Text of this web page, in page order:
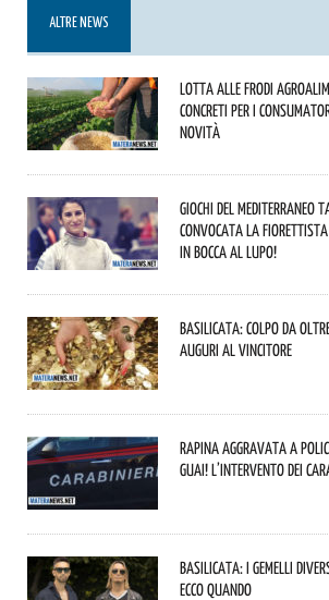
ALTRE NEWS
Lotta alle frodi
concreti per i
novità
Giochi del Mediterraneo
convocata la fiorettista
In bocca al lupo!
Basilicata: colpo da
Auguri al vincitore
Rapina aggravata a
guai! L’intervento dei
Basilicata: i Gemelli
Ecco quando